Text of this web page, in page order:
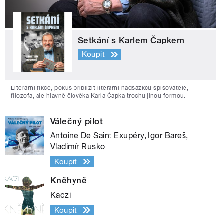
Setkání s Karlem Čapkem
Koupit
Literární fikce, pokus přiblížit literární nadsázkou spisovatele,
filozofa, ale hlavně člověka Karla Čapka trochu jinou formou.
Válečný pilot
Antoine De Saint Exupéry, Igor Bareš,
Vladimír Rusko
Koupit
Kněhyně
Kaczi
Koupit